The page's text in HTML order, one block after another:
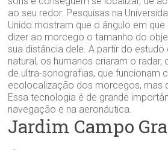
ao seu redor. Pesquisas na
Unido mostram que o ângulo em
dizer ao morcego o tamanho do
sua distância dele. A partir do
natural, os humanos criaram o radar,
de ultra-sonografias, que funcionam
ecolocalização dos morcegos, mas
Essa tecnologia é de grande
navegação e na aeronáutica.
Jardim Campo